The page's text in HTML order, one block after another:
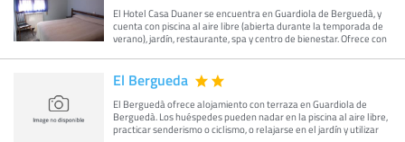
El Hotel Casa Duaner se encuentra en Guardiola de Berguedà, y
cuenta con piscina al aire libre (abierta durante la temporada de
verano), jardín, restaurante, spa y centro de bienestar. Ofrece con
El Bergueda
El Berguedà ofrece alojamiento con terraza en Guardiola de
Berguedà. Los huéspedes pueden nadar en la piscina al aire libre,
practicar senderismo o ciclismo, o relajarse en el jardín y utilizar